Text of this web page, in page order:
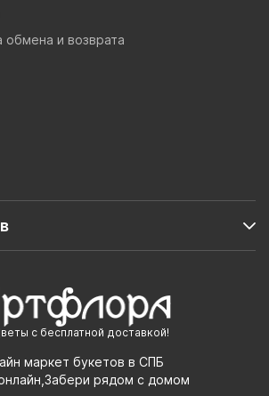
с бесплатной доставкой!
маркет букетов в СПБ
рядом с домом
обмена и возврата